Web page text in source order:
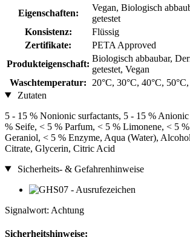
Eigenschaften:
Vegan, Biologisch
getestet
Konsistenz:
Flüssig
Zertifikate:
PETA Approved
Produkteigenschaft:
Biologisch abbaubar,
getestet, Vegan
Waschtemperatur:
20°C, 30°C, 40°C,
Zutaten
5 - 15 % Nonionic surfactants, 5 - 15 %
% Seife, < 5 % Parfum, < 5 % Limonene, < 5
Geraniol, < 5 % Enzyme, Aqua (Water),
Citrate, Glycerin, Citric Acid
Sicherheits- & Gefahrenhinweise
Signalwort: Achtung
Sicherheitshinweise: